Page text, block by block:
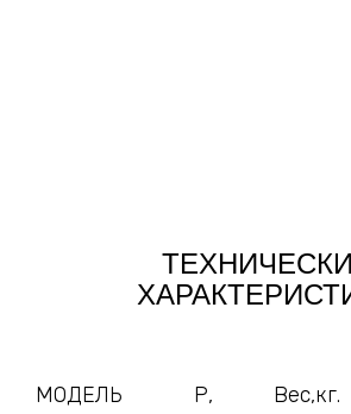
МОДЕЛЬ
Р,
Вес,кг.